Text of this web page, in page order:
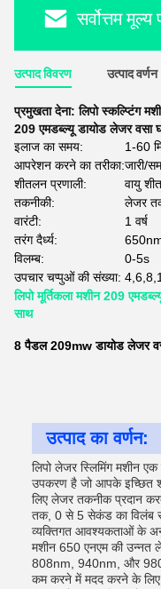
सर्वोत्तम
उत्पाद विवरण उत्पाद वर्णन
प्रमुखता देना:लिपो स्कल्प्टिंग
209 एमडब्ल्यू डायोड लेजर वसा
इलाज का समय:
1-60
आपरेशन करने का तरीका:जारी/
शीतलन प्रणाली:
वायु
तकनीकी:
लेजर
वारंटी:
1 वर्ष
तरंग दैर्ध्य:
विलम्ब:
0-5s
उपचार चप्पुओं की संख्या:
लिपो मूर्तिकला मशीन 209
साथ
8 पैडल 209mw डायोड लेजर
उत्पाद का वर्णन:
लिपो लेजर स्लिमिंग मशीन एक
उपकरण है जो आपके इच्छित
लिए लेजर तकनीक प्रदान
तक, 0 से 5 सेकंड का विलंब
व्यक्तिगत आवश्यकताओं के
मशीन 650 एनएम की उन्नत
808nm, 940nm, और
कम करने में मदद करने के